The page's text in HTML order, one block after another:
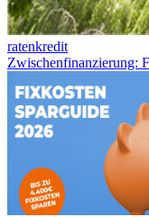
ratenkredit
Zwischenfinanzierung: